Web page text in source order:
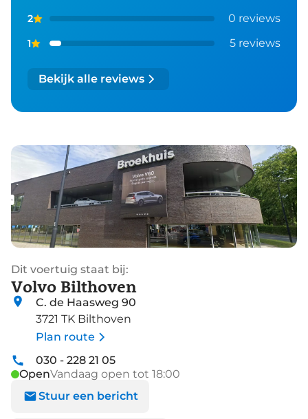
2 0 reviews
1 5 reviews
Bekijk alle reviews
Dit voertuig staat bij:
Volvo Bilthoven
C. de Haasweg 90
3721 TK Bilthoven
Plan route
030 - 228 21 05
OpenVandaag open tot 18:00
Stuur een bericht